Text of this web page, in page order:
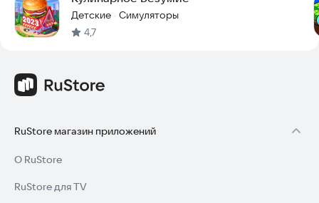
Детские · Симуляторы
4,7
RuStore магазин приложений
О RuStore
RuStore для TV